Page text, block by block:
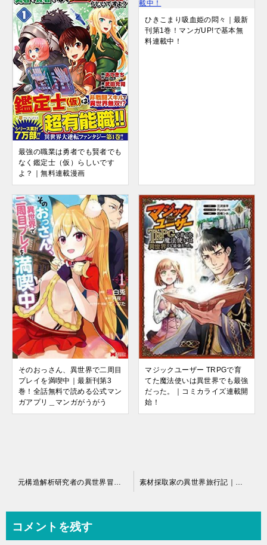
最強の職業は勇者でも賢者でも
なく鑑定士（仮）らしいです
よ？｜無料連載漫画
ひきこまり吸血姫の悶々｜最新
刊第1巻！マンガUP!で基本無
料連載中！
そのおっさん、異世界で二周目
プレイを満喫中｜最新刊第3
巻！全話無料で読める公式マン
ガアプリ＿マンガがうがう
マジックユーザー TRPGで育
てた魔法使いは異世界でも最強
だった。｜コミカライズ連載開
始！
ビ
元構造解析研究者の異世界冒険譚 素材採取家の異世界旅行記｜無料試し読み
コメントを残す